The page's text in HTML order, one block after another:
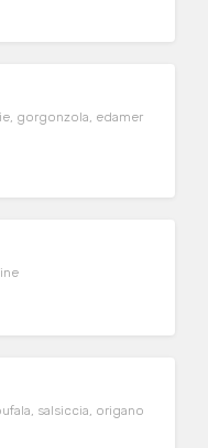
gorgonzola, edamer
salsiccia, origano